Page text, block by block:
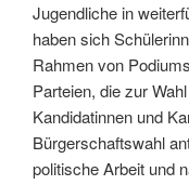
Jugendliche in
haben sich
Rahmen von
Parteien, die zur
Kandidatinnen und
Bürgerschaftswahl
politische Arbeit und